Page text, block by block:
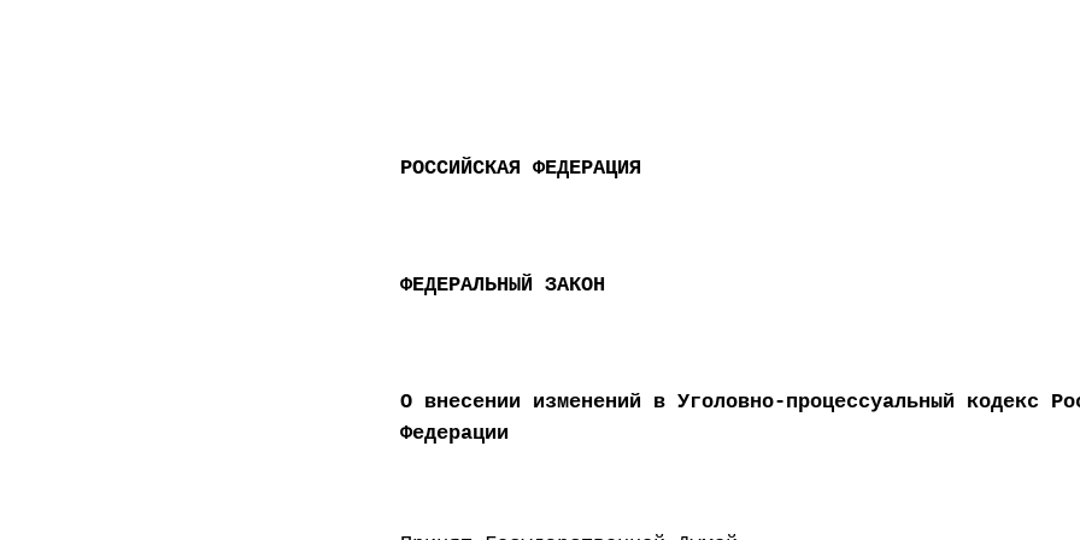
РОССИЙСКАЯ ФЕДЕРАЦИЯ
ФЕДЕРАЛЬНЫЙ ЗАКОН
О внесении изменений в Уголовно-процессуальный кодекс
Федерации